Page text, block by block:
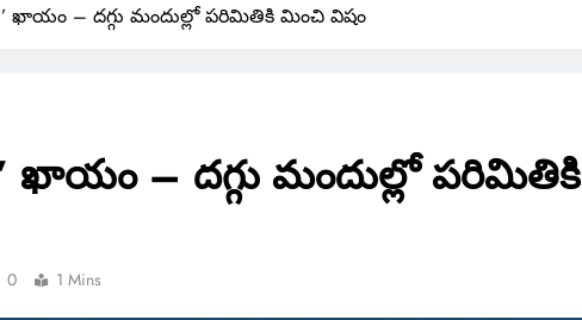
ఖాయం – దగ్గు మందుల్లో పరిమితికి మించి విషం
ఖాయం – దగ్గు మందుల్లో పరిమితికి
0 1 Mins